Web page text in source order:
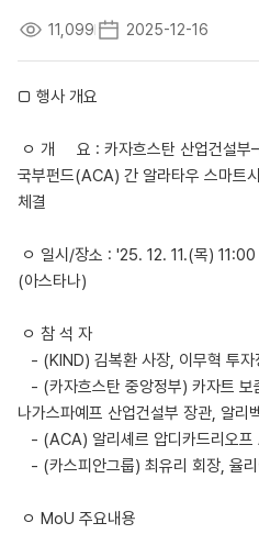
11,099 2025-12-16
□ 행사 개요
ㅇ 개 요 : 카자흐스탄 산업건설부
국부펀드(ACA) 간 알라타우 스마트
체결
ㅇ 일시/장소 : '25. 12. 11.(목)
(아스타나)
ㅇ 참 석 자
- (KIND) 김복환 사장, 이무혁 투자
- (카자흐스탄 중앙정부) 카자트 보
나가스파예프 산업건설부 장관, 알리
- (ACA) 알리셰르 압디카드리오프
- (카스피안그룹) 최유리 회장, 율
ㅇ MoU 주요내용